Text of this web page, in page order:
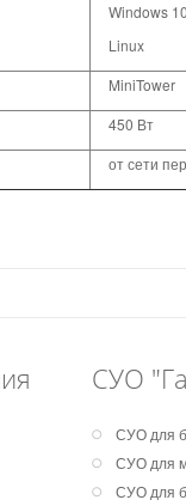
Windows 10
Linux
MiniTower
450 Вт
от сети
СУО
СУО для
СУО для
СУО для